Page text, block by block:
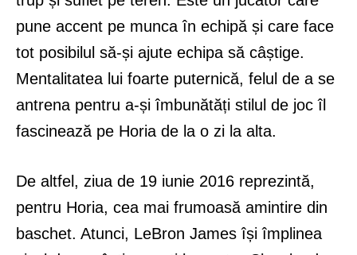
pune accent pe munca în echipă și care face
tot posibilul să-și ajute echipa să câștige.
Mentalitatea lui foarte puternică, felul de a se
antrena pentru a-și îmbunătăți stilul de joc îl
fascinează pe Horia de la o zi la alta.
De altfel, ziua de 19 iunie 2016 reprezintă,
pentru Horia, cea mai frumoasă amintire din
baschet. Atunci, LeBron James își împlinea